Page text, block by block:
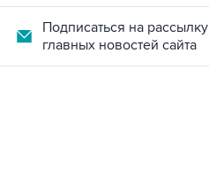
Подписаться на рассылку
главных новостей сайта